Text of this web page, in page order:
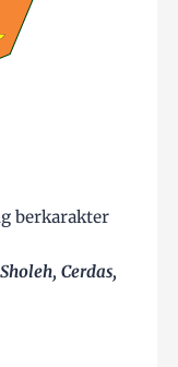
berkarakter
Sholeh, Cerdas,